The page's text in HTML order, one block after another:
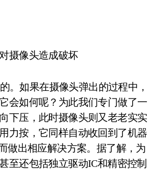
摄像头造成破坏
。如果在摄像头弹出的过程中，
会如何呢？为此我们专门做了一
下压，此时摄像头则又老老实实
力按，它同样自动收回到了机器
做出相应解决方案。据了解，为
至还包括独立驱动IC和精密控制